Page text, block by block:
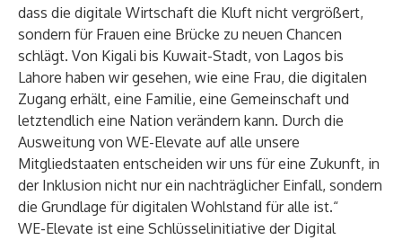
dass die digitale Wirtschaft die Kluft nicht vergrößert,
sondern für Frauen eine Brücke zu neuen Chancen
schlägt. Von Kigali bis Kuwait-Stadt, von Lagos bis
Lahore haben wir gesehen, wie eine Frau, die digitalen
Zugang erhält, eine Familie, eine Gemeinschaft und
letztendlich eine Nation verändern kann. Durch die
Ausweitung von WE-Elevate auf alle unsere
Mitgliedstaaten entscheiden wir uns für eine Zukunft, in
der Inklusion nicht nur ein nachträglicher Einfall, sondern
die Grundlage für digitalen Wohlstand für alle ist.“
WE-Elevate ist eine Schlüsselinitiative der Digital